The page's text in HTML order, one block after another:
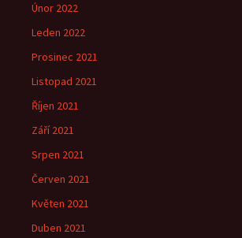
Únor 2022
Leden 2022
Prosinec 2021
Listopad 2021
Říjen 2021
Září 2021
Srpen 2021
Červen 2021
Květen 2021
Duben 2021